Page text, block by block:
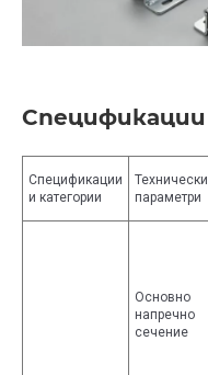
Спецификации
и категории
Технически
параметри
Основно
напречно
сечение